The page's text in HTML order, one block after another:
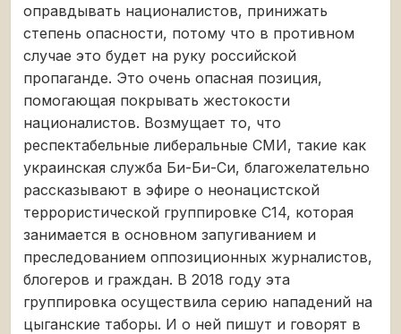
оправдывать националистов, принижать
степень опасности, потому что в противном
случае это будет на руку российской
пропаганде. Это очень опасная позиция,
помогающая покрывать жестокости
националистов. Возмущает то, что
респектабельные либеральные СМИ, такие как
украинская служба Би-Би-Си, благожелательно
рассказывают в эфире о неонацистской
террористической группировке C14, которая
занимается в основном запугиванием и
преследованием оппозиционных журналистов,
блогеров и граждан. В 2018 году эта
группировка осуществила серию нападений на
цыганские таборы. И о ней пишут и говорят в